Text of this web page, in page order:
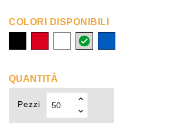
COLORI DISPONIBILI
biancoargento
QUANTITÀ
Pezzi